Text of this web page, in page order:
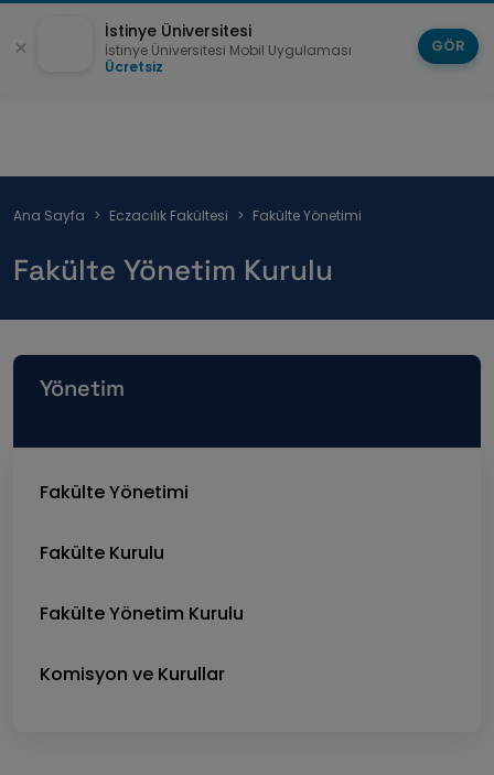
Sayfa
Ana Sayfa Eczacılık Fakültesi Fakülte Yönetimi
Fakülte Yönetim Kurulu
Yönetim
Fakülte Yönetimi
Fakülte Kurulu
Fakülte Yönetim Kurulu
Komisyon ve Kurullar
İstinye Üniversitesi
İstinye Üniversitesi Mobil Uygulaması
Ücretsiz
GÖR